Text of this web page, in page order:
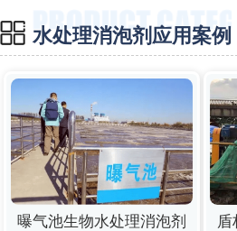
水处理消泡剂应用案例
曝气池生物水处理消泡剂